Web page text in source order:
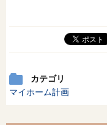
カテゴリ
マイホーム計画